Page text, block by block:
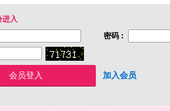
入
密码 :
加入会员